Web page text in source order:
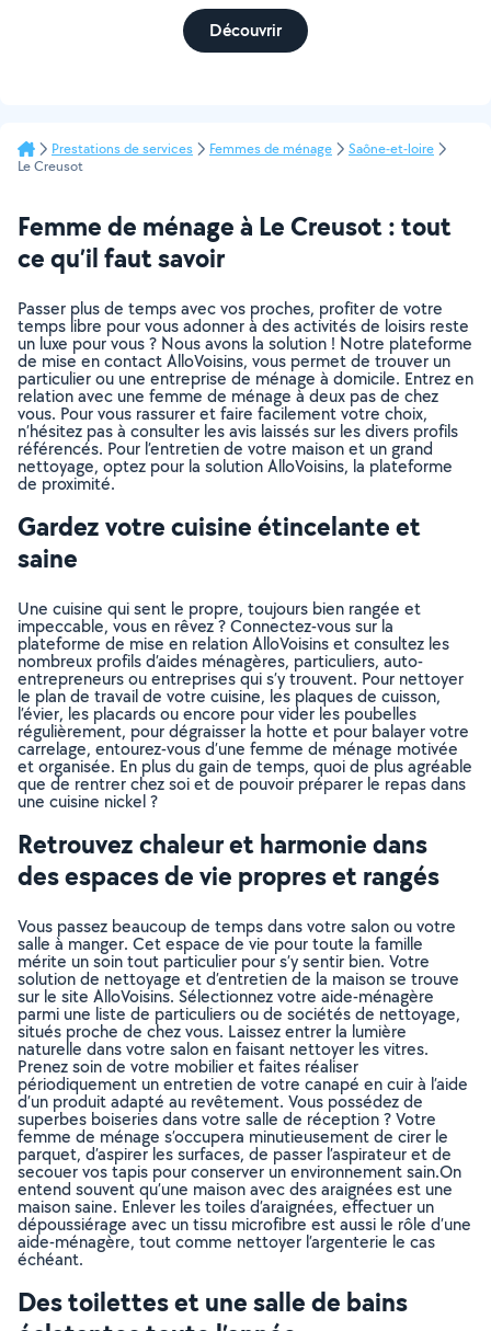
Découvrir
Prestations de services Femmes de ménage
Saône-et-loire
Le Creusot
Femme de ménage à Le Creusot : tout
ce qu’il faut savoir
Passer plus de temps avec vos proches, profiter de votre
temps libre pour vous adonner à des activités de loisirs reste
un luxe pour vous ? Nous avons la solution ! Notre plateforme
de mise en contact AlloVoisins, vous permet de trouver un
particulier ou une entreprise de ménage à domicile. Entrez en
relation avec une femme de ménage à deux pas de chez
vous. Pour vous rassurer et faire facilement votre choix,
n’hésitez pas à consulter les avis laissés sur les divers profils
référencés. Pour l’entretien de votre maison et un grand
nettoyage, optez pour la solution AlloVoisins, la plateforme
de proximité.
Gardez votre cuisine étincelante et
saine
Une cuisine qui sent le propre, toujours bien rangée et
impeccable, vous en rêvez ? Connectez-vous sur la
plateforme de mise en relation AlloVoisins et consultez les
nombreux profils d’aides ménagères, particuliers, auto-
entrepreneurs ou entreprises qui s’y trouvent. Pour nettoyer
le plan de travail de votre cuisine, les plaques de cuisson,
l’évier, les placards ou encore pour vider les poubelles
régulièrement, pour dégraisser la hotte et pour balayer votre
carrelage, entourez-vous d’une femme de ménage motivée
et organisée. En plus du gain de temps, quoi de plus agréable
que de rentrer chez soi et de pouvoir préparer le repas dans
une cuisine nickel ?
Retrouvez chaleur et harmonie dans
des espaces de vie propres et rangés
Vous passez beaucoup de temps dans votre salon ou votre
salle à manger. Cet espace de vie pour toute la famille
mérite un soin tout particulier pour s’y sentir bien. Votre
solution de nettoyage et d’entretien de la maison se trouve
sur le site AlloVoisins. Sélectionnez votre aide-ménagère
parmi une liste de particuliers ou de sociétés de nettoyage,
situés proche de chez vous. Laissez entrer la lumière
naturelle dans votre salon en faisant nettoyer les vitres.
Prenez soin de votre mobilier et faites réaliser
périodiquement un entretien de votre canapé en cuir à l’aide
d’un produit adapté au revêtement. Vous possédez de
superbes boiseries dans votre salle de réception ? Votre
femme de ménage s’occupera minutieusement de cirer le
parquet, d’aspirer les surfaces, de passer l’aspirateur et de
secouer vos tapis pour conserver un environnement sain.On
entend souvent qu’une maison avec des araignées est une
maison saine. Enlever les toiles d’araignées, effectuer un
dépoussiérage avec un tissu microfibre est aussi le rôle d’une
aide-ménagère, tout comme nettoyer l’argenterie le cas
échéant.
Des toilettes et une salle de bains